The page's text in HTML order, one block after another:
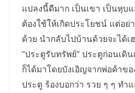
แปลงนี้ดีมาก เป็นเขา เป็นหุบ
ต้องใช้ให้เกิดประโยชน์ แต่อ
ด้วย นำกลับไปบ้านด้วยจะได้เ
“ประตูรับทรัพย์” ประตูก่อนเดิ
ก็ได้มาโดยบังเอิญจากพ่อค้าขอ
ประตู ร้องบอกว่า รวย ๆ ๆ ทำ